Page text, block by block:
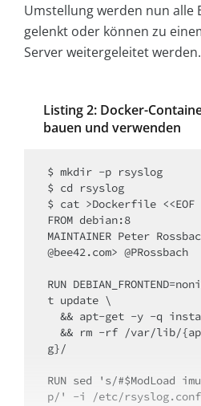
Umstellung werden nun alle
gelenkt oder können zu
Server weitergeleitet werden.
Listing 2: Docker-
bauen und verwenden
$ mkdir -p rsyslog
$ cd rsyslog
$ cat >Dockerfile <<EOF
FROM debian:8
MAINTAINER Peter
@bee42.com> @PRossbach
RUN
t update \
g}/
RUN sed 's/#$ModLoad
p/' -i /etc/